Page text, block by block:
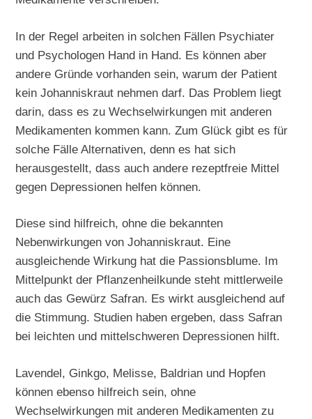
In der Regel arbeiten in solchen Fällen Psychiater
und Psychologen Hand in Hand. Es können aber
andere Gründe vorhanden sein, warum der Patient
kein Johanniskraut nehmen darf. Das Problem liegt
darin, dass es zu Wechselwirkungen mit anderen
Medikamenten kommen kann. Zum Glück gibt es für
solche Fälle Alternativen, denn es hat sich
herausgestellt, dass auch andere rezeptfreie Mittel
gegen Depressionen helfen können.
Diese sind hilfreich, ohne die bekannten
Nebenwirkungen von Johanniskraut. Eine
ausgleichende Wirkung hat die Passionsblume. Im
Mittelpunkt der Pflanzenheilkunde steht mittlerweile
auch das Gewürz Safran. Es wirkt ausgleichend auf
die Stimmung. Studien haben ergeben, dass Safran
bei leichten und mittelschweren Depressionen hilft.
Lavendel, Ginkgo, Melisse, Baldrian und Hopfen
können ebenso hilfreich sein, ohne
Wechselwirkungen mit anderen Medikamenten zu